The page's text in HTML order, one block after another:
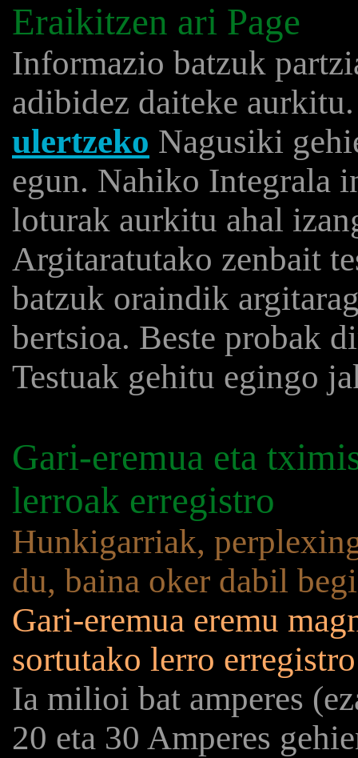
Eraikitzen ari Page
Informazio batzuk
adibidez daiteke
ulertzeko Nagusiki
egun. Nahiko Integrala
loturak aurkitu ahal
Argitaratutako zenbait
batzuk oraindik
bertsioa. Beste probak
Testuak gehitu egingo
Gari-eremua eta
lerroak erregistro
Hunkigarriak,
du, baina oker dabil
Gari-eremua eremu
sortutako lerro erregistro
Ia milioi bat amperes
20 eta 30 Amperes